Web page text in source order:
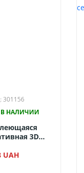
301156
В НАЛИЧИИ
3D
Мм 2013-4
UAH